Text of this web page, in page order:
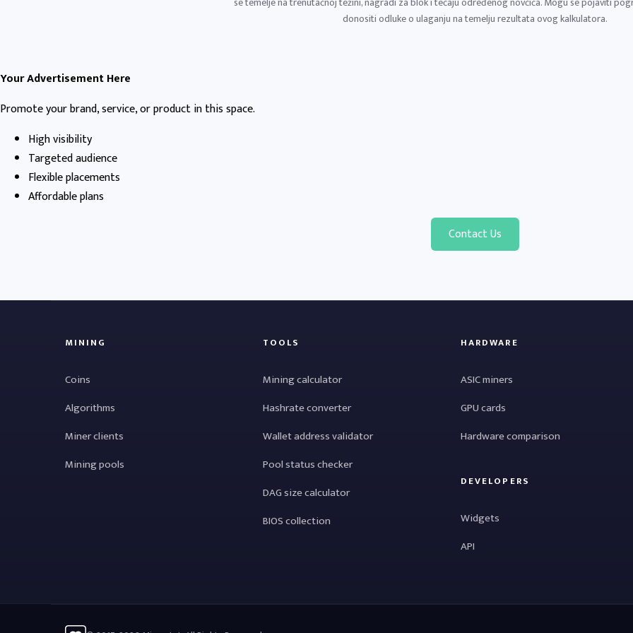
donositi odluke o ulaganju na temelju rezultata ovog kalkulatora.
Your Advertisement Here
Promote your brand, service, or product in this space.
High visibility
Targeted audience
Flexible placements
Affordable plans
Contact Us
MINING
Coins
Algorithms
Miner clients
Mining pools
TOOLS
Mining calculator
Hashrate converter
Wallet address validator
Pool status checker
DAG size calculator
BIOS collection
HARDWARE
ASIC miners
GPU cards
Hardware comparison
DEVELOPERS
Widgets
API